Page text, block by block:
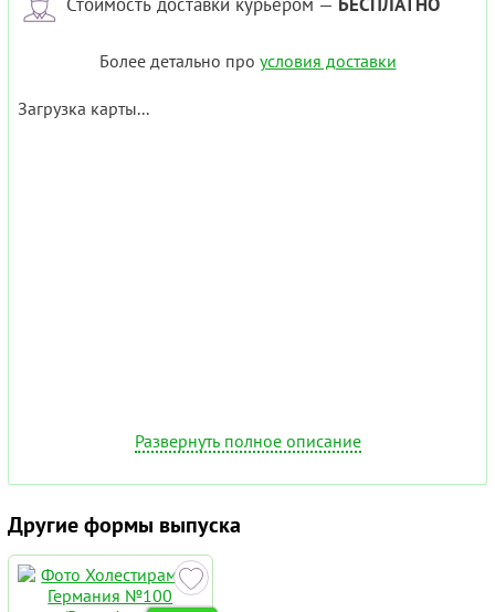
Более детально про условия доставки
Загрузка карты...
Развернуть полное описание
Другие формы выпуска